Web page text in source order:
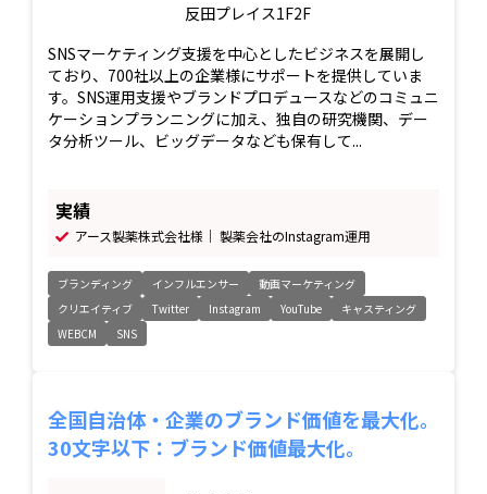
反田プレイス1F2F
SNSマーケティング支援を中心としたビジネスを展開し
ており、700社以上の企業様にサポートを提供していま
す。SNS運用支援やブランドプロデュースなどのコミュニ
ケーションプランニングに加え、独自の研究機関、デー
タ分析ツール、ビッグデータなども保有して...
実績
アース製薬株式会社様｜ 製薬会社のInstagram運用
ブランディング インフルエンサー
動画マーケティング
クリエイティブ
Twitter Instagram YouTube
キャスティング
WEBCM
SNS
全国自治体・企業のブランド価値を最大化。
30文字以下：ブランド価値最大化。